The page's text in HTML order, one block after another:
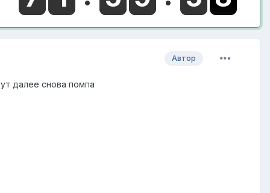
Автор
далее снова помпа